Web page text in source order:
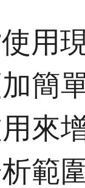
使用
簡
來
範